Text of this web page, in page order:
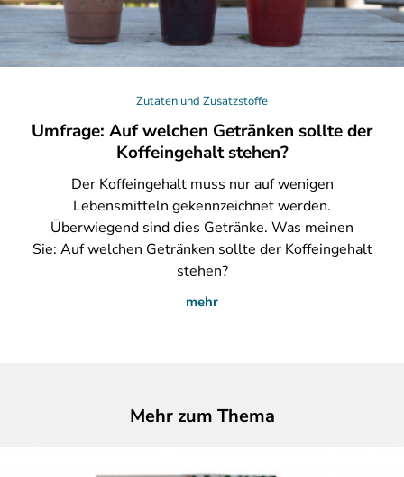
Zutaten und Zusatzstoffe
Umfrage: Auf welchen Getränken sollte der
Koffeingehalt stehen?
DerKoffeingehalt muss nur auf wenigen
Lebensmitteln gekennzeichnet werden.
Überwiegend sind dies Getränke. Was meinen
Sie: Auf welchen Getränken sollte der Koffeingehalt
stehen?
mehr
Mehr zum Thema